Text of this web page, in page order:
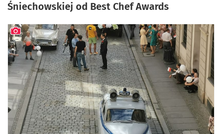
Śniechowskiej od Best Chef Awards